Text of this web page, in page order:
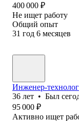
400 000 ₽
Не ищет работу
Общий опыт
31 год 6 месяцев
Инженер-технолог
36 лет • Был
95 000 ₽
Активно ищет